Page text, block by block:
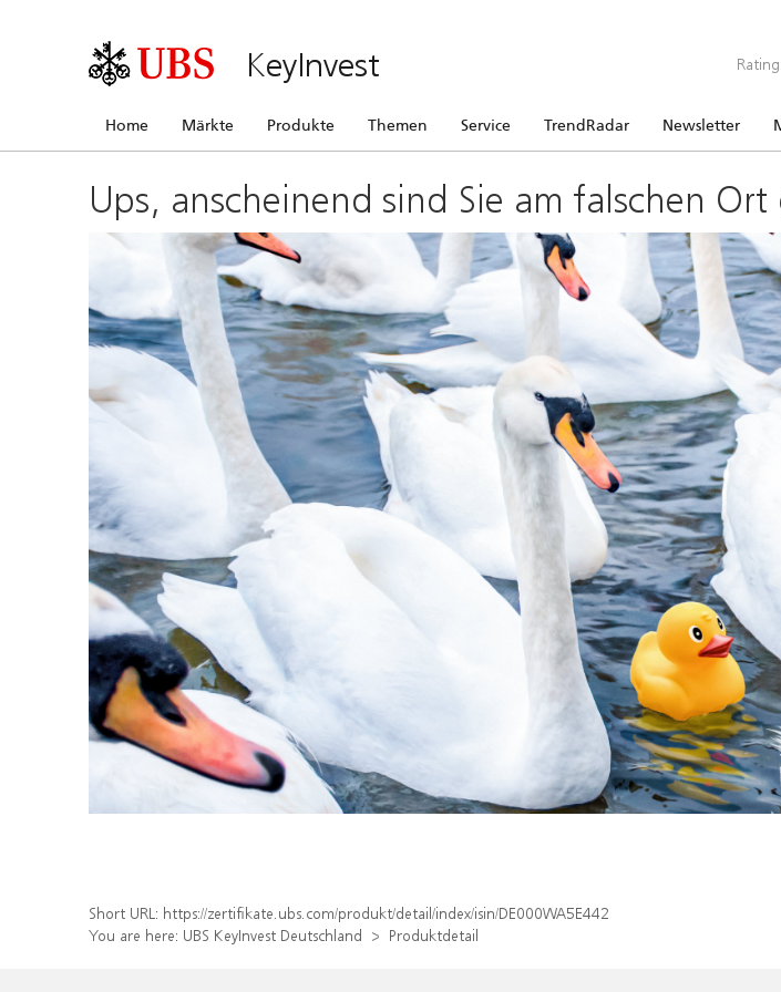
KeyInvest Rating:
Home Märkte Produkte Themen Service TrendRadar Newsletter
Ups, anscheinend sind Sie am falschen
Short URL: https://zertifikate.ubs.com/produkt/detail/index/isin/DE000WA5E442
You are here: UBS KeyInvest Deutschland Produktdetail